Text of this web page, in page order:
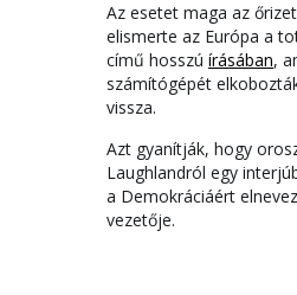
Az esetet maga az
elismerte az Európa a
című hosszú írásában,
számítógépét
vissza.
Azt gyanítják, hogy
Laughlandról egy
a Demokráciáért
vezetője.